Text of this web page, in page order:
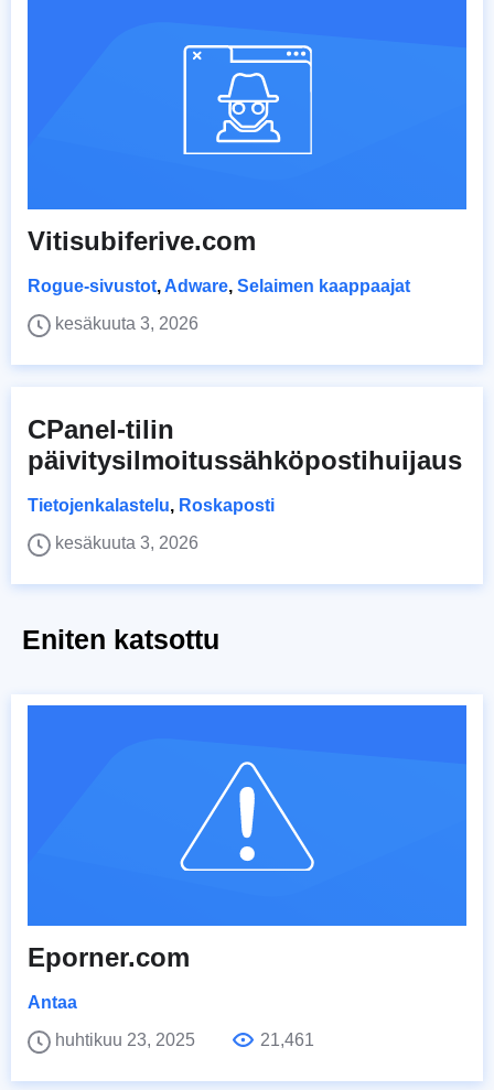
Vitisubiferive.com
Rogue-sivustot, Adware, Selaimen kaappaajat
kesäkuuta 3, 2026
CPanel-tilin
päivitysilmoitussähköpostihuijaus
Tietojenkalastelu, Roskaposti
kesäkuuta 3, 2026
Eniten katsottu
Eporner.com
Antaa
huhtikuu 23, 2025
21,461